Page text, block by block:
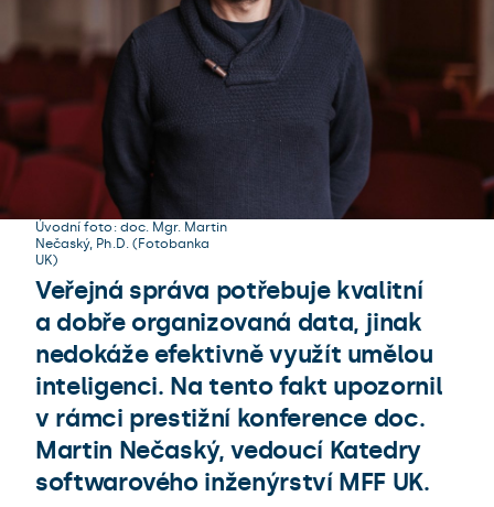
Úvodní foto: doc. Mgr. Martin
Nečaský, Ph.D. (Fotobanka
UK)
Veřejná správa potřebuje kvalitní
a dobře organizovaná data, jinak
nedokáže efektivně využít umělou
inteligenci. Na tento fakt upozornil
v rámci prestižní konference doc.
Martin Nečaský, vedoucí Katedry
softwarového inženýrství MFF UK.